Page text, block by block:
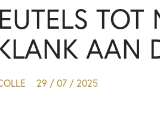
TOT
AAN
29 / 07 / 2025